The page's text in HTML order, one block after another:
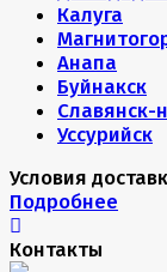
Калуга
Анапа
Буйнакск
Славянск-
Уссурийск
Условия
Подробнее
Контакты